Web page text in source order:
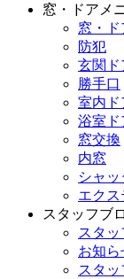
窓・ドアメ
窓・ド
防犯
玄関ド
勝手口
室内ド
浴室ド
窓交換
内窓
シャ
エクス
スタッフブ
スタ
お知ら
スタ